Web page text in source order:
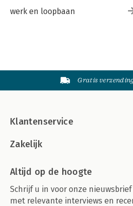
werk en loopbaan
Gratis
Klantenservice
Zakelijk
Altijd op de hoogte
Schrijf u in voor onze
met relevante interviews en